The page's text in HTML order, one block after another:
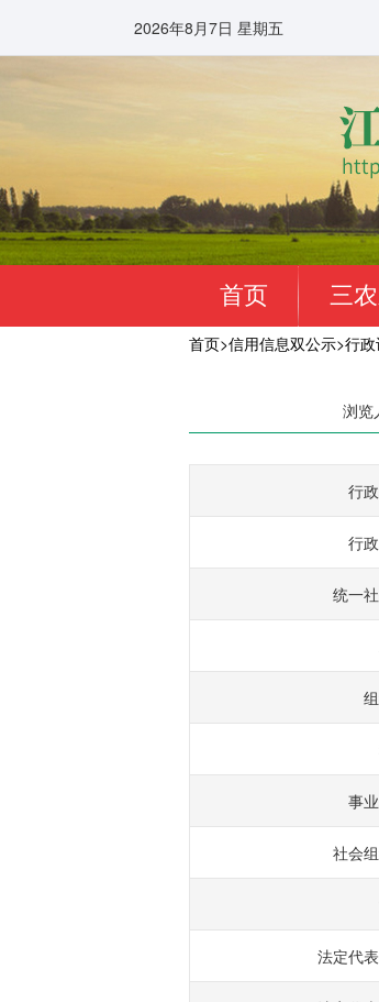
2026年8月7日 星期五
首页 三
首页>信用信息双公示>行
浏览
行
行
统一
事
社会
法定代